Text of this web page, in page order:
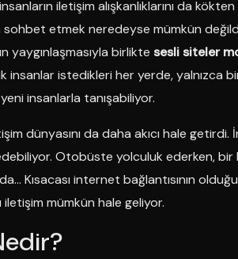
iletişim alışkanlıklarını da
sohbet etmek neredeyse mümkün
yaygınlaşmasıyla birlikte sesli siteler
insanlar istedikleri her yerde, yalnızca
insanlarla tanışabiliyor.
dünyasını da daha akıcı hale getirdi.
Otobüste yolculuk ederken, bir
Kısacası internet bağlantısının
mümkün hale geliyor.